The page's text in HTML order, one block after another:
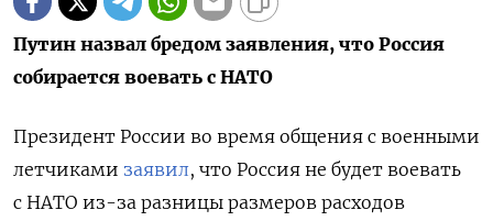
Путин назвал бредом заявления, что Россия
собирается воевать с НАТО
Президент России во время общения с военными
летчиками заявил, что Россия не будет воевать
с НАТО из-за разницы размеров расходов